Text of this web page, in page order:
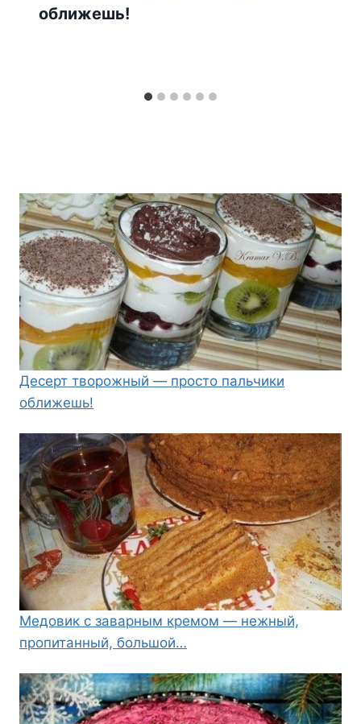
оближешь!
Десерт творожный — просто пальчики
оближешь!
Медовик с заварным кремом — нежный,
пропитанный, большой…